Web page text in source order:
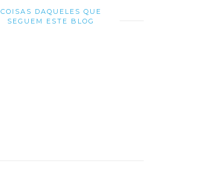
COISAS DAQUELES QUE
SEGUEM ESTE BLOG